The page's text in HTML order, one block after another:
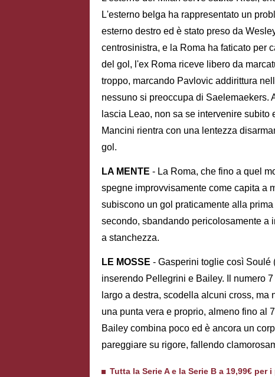
L'esterno belga ha rappresentato un
esterno destro ed è stato preso da
centrosinistra, e la Roma ha faticato per
del gol, l'ex Roma riceve libero da
troppo, marcando Pavlovic addirittura
nessuno si preoccupa di Saelemaekers.
lascia Leao, non sa se intervenire
Mancini rientra con una lentezza
gol.
LA MENTE - La Roma, che fino a quel
spegne improvvisamente come capita a
subiscono un gol praticamente alla
secondo, sbandando pericolosamente a
a stanchezza.
LE MOSSE - Gasperini toglie così Soulé
inserendo Pellegrini e Bailey. Il numero
largo a destra, scodella alcuni cross,
una punta vera e proprio, almeno fino al
Bailey combina poco ed è ancora un
pareggiare su rigore, fallendo
Tutta la Serie A e la Serie B a 19,99€ per